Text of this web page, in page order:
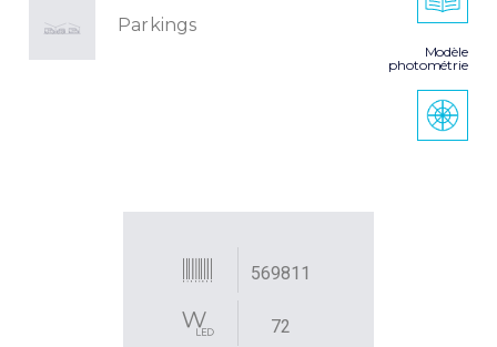
Parkings
Modèle
photométrie
569811
72